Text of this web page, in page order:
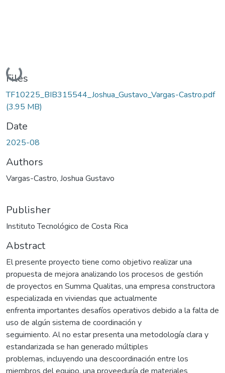
Loading...
Files
TF10225_BIB315544_Joshua_Gustavo_Vargas-Castro.pdf
(3.95 MB)
Date
2025-08
Authors
Vargas-Castro, Joshua Gustavo
Publisher
Instituto Tecnológico de Costa Rica
Abstract
El presente proyecto tiene como objetivo realizar una
propuesta de mejora analizando los procesos de gestión
de proyectos en Summa Qualitas, una empresa constructora
especializada en viviendas que actualmente
enfrenta importantes desafíos operativos debido a la falta de
uso de algún sistema de coordinación y
seguimiento. Al no estar presenta una metodología clara y
estandarizada se han generado múltiples
problemas, incluyendo una descoordinación entre los